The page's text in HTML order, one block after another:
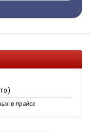
в прайсе